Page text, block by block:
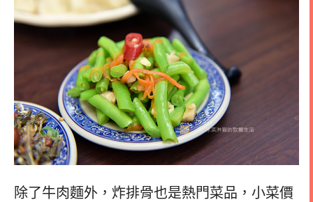
除了牛肉麵外，炸排骨也是熱門菜品，小菜價